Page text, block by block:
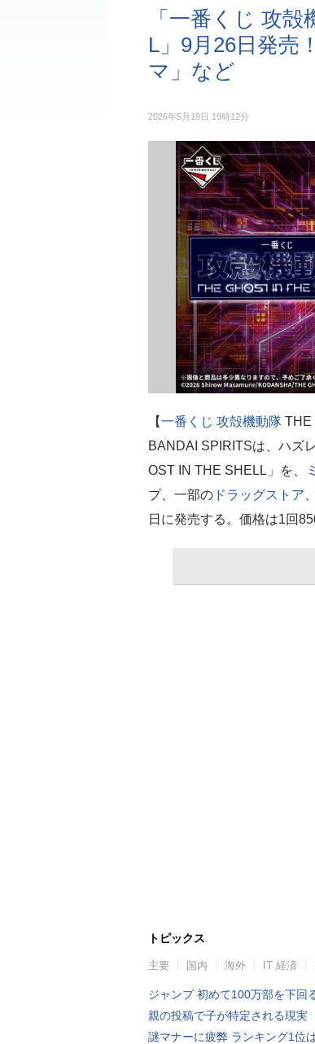
「一番くじ 攻
L」9月26日発売
マ」など
2026年5月18日 19時12分
【一番くじ 攻殻機動隊 THE
BANDAI SPIRITSは、ハズ
OST IN THE SHELL」を、
プ、一部の ドラッグストア
日に発売する。価格は1回
トピックス
主要 国内 海外 IT 経済
ジャンプ 初めて100万部を下回
親の投稿で子が特定される現実
謎マナーに疲弊 ランキング1位